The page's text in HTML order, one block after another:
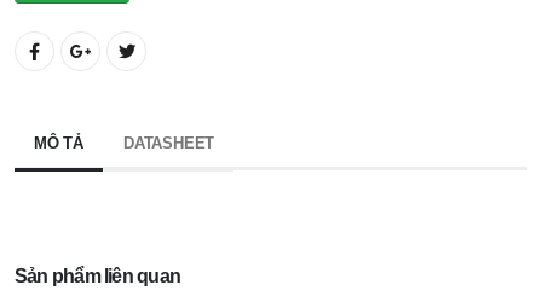
MÔ TẢ DATASHEET
Sản phẩm liên quan